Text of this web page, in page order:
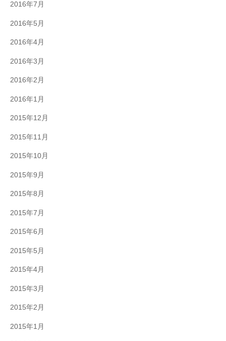
2016年7月
2016年5月
2016年4月
2016年3月
2016年2月
2016年1月
2015年12月
2015年11月
2015年10月
2015年9月
2015年8月
2015年7月
2015年6月
2015年5月
2015年4月
2015年3月
2015年2月
2015年1月